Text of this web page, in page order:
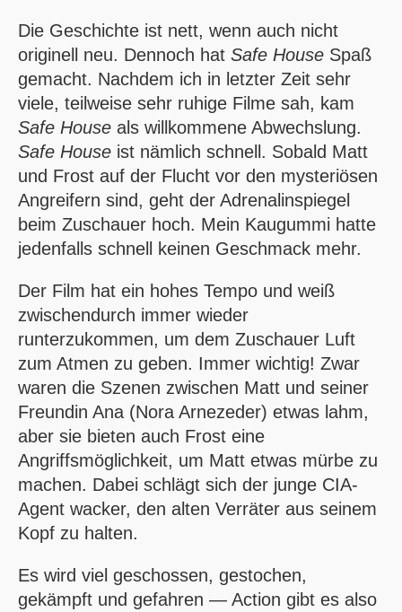
Die Geschichte ist nett, wenn auch nicht
originell neu. Dennoch hat Safe House Spaß
gemacht. Nachdem ich in letzter Zeit sehr
viele, teilweise sehr ruhige Filme sah, kam
Safe House als willkommene Abwechslung.
Safe House ist nämlich schnell. Sobald Matt
und Frost auf der Flucht vor den mysteriösen
Angreifern sind, geht der Adrenalinspiegel
beim Zuschauer hoch. Mein Kaugummi hatte
jedenfalls schnell keinen Geschmack mehr.
Der Film hat ein hohes Tempo und weiß
zwischendurch immer wieder
runterzukommen, um dem Zuschauer Luft
zum Atmen zu geben. Immer wichtig! Zwar
waren die Szenen zwischen Matt und seiner
Freundin Ana (Nora Arnezeder) etwas lahm,
aber sie bieten auch Frost eine
Angriffsmöglichkeit, um Matt etwas mürbe zu
machen. Dabei schlägt sich der junge CIA-
Agent wacker, den alten Verräter aus seinem
Kopf zu halten.
Es wird viel geschossen, gestochen,
gekämpft und gefahren — Action gibt es also